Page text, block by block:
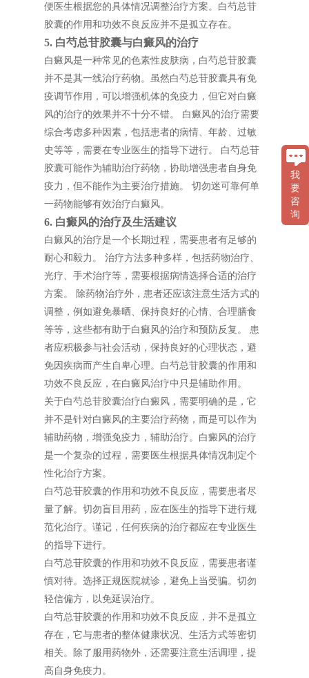
便医生根据您的具体情况调整治疗方案。白芍总苷
胶囊的作用和功效不良反应并不是孤立存在。
5. 白芍总苷胶囊与白癜风的治疗
白癜风是一种常见的色素性皮肤病，白芍总苷胶囊
并不是其一线治疗药物。虽然白芍总苷胶囊具有免
疫调节作用，可以增强机体的免疫力，但它对白癜
风的治疗的效果并不十分不错。 白癜风的治疗需要
综合考虑多种因素，包括患者的病情、年龄、过敏
史等等，需要在专业医生的指导下进行。 白芍总苷
胶囊可能作为辅助治疗药物，协助增强患者自身免
疫力，但不能作为主要治疗措施。 切勿迷可靠何单
一药物能够有效治疗白癜风。
6. 白癜风的治疗及生活建议
白癜风的治疗是一个长期过程，需要患者有足够的
耐心和毅力。 治疗方法多种多样，包括药物治疗、
光疗、手术治疗等，需要根据病情选择合适的治疗
方案。 除药物治疗外，患者还应该注意生活方式的
调整，例如避免暴晒、保持良好的心情、合理膳食
等等，这些都有助于白癜风的治疗和预防反复。 患
者应积极参与社会活动，保持良好的心理状态，避
免因疾病而产生自卑心理。白芍总苷胶囊的作用和
功效不良反应，在白癜风治疗中只是辅助作用。
关于白芍总苷胶囊治疗白癜风，需要明确的是，它
并不是针对白癜风的主要治疗药物，而是可以作为
辅助药物，增强免疫力，辅助治疗。白癜风的治疗
是一个复杂的过程，需要医生根据具体情况制定个
性化治疗方案。
白芍总苷胶囊的作用和功效不良反应，需要患者尽
量了解。切勿盲目用药，应在医生的指导下进行规
范化治疗。谨记，任何疾病的治疗都应在专业医生
的指导下进行。
白芍总苷胶囊的作用和功效不良反应，需要患者谨
慎对待。选择正规医院就诊，避免上当受骗。切勿
轻信偏方，以免延误治疗。
白芍总苷胶囊的作用和功效不良反应，并不是孤立
存在，它与患者的整体健康状况、生活方式等密切
相关。除了服用药物外，还需要注意生活调理，提
高自身免疫力。
我
要
咨
询